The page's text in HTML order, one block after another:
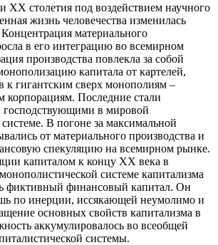
столетия под воздействием научного
жизнь человечества изменилась
материального
в его интеграцию во всемирном
производства повлекла за собой
капитала от картелей,
к гигантским сверх монополиям –
корпорациям. Последние стали
в мировой
В погоне за максимальной
от материального производства и
спекуляцию на всемирном рынке.
капиталом к концу ХХ века в
системе капитализма
фиктивный финансовый капитал. Он
по инерции, иссякающей неумолимо и
основных свойств капитализма в
аккумулировалось во всеобщей
системы.